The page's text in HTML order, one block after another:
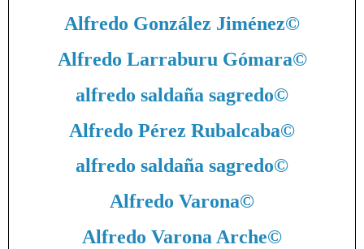
Alfredo González Jiménez©
Alfredo Larraburu Gómara©
alfredo saldaña sagredo©
Alfredo Pérez Rubalcaba©
alfredo saldaña sagredo©
Alfredo Varona©
Alfredo Varona Arche©